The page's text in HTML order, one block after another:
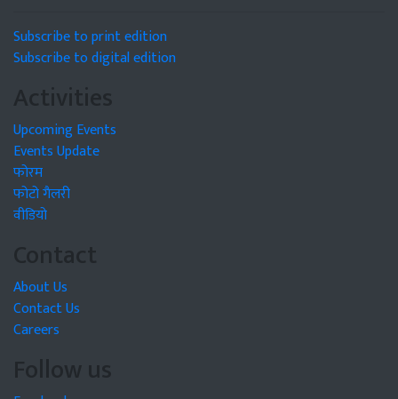
Subscribe to print edition
Subscribe to digital edition
Activities
Upcoming Events
Events Update
फोरम
फोटो गैलरी
वीडियो
Contact
About Us
Contact Us
Careers
Follow us